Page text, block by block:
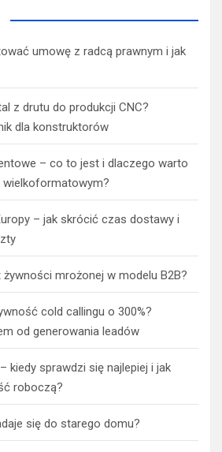
umowę z radcą prawnym i jak
z drutu do produkcji CNC?
dla konstruktorów
– co to jest i dlaczego warto
– jak skrócić czas dostawy i
żywności mrożonej w modelu B2B?
cold callingu o 300%?
od generowania leadów
kiedy sprawdzi się najlepiej i jak
roboczą?
się do starego domu?